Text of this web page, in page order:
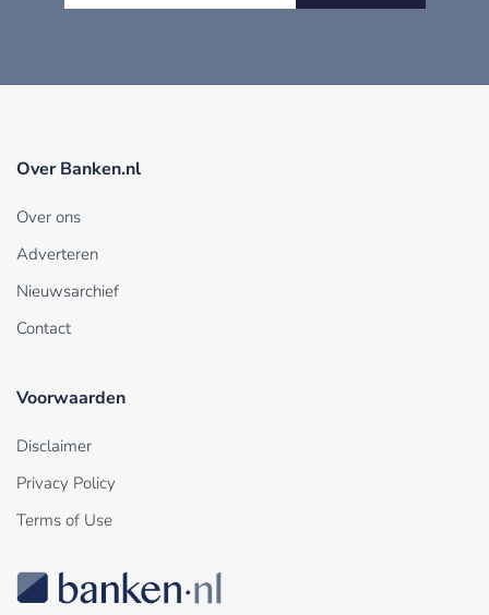
Over Banken.nl
Over ons
Adverteren
Nieuwsarchief
Contact
Voorwaarden
Disclaimer
Privacy Policy
Terms of Use